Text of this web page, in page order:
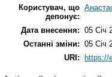
Користувач, що
депонує:
Дата внесення: 05 Січ
Останні зміни: 05 Січ
URI:
https://